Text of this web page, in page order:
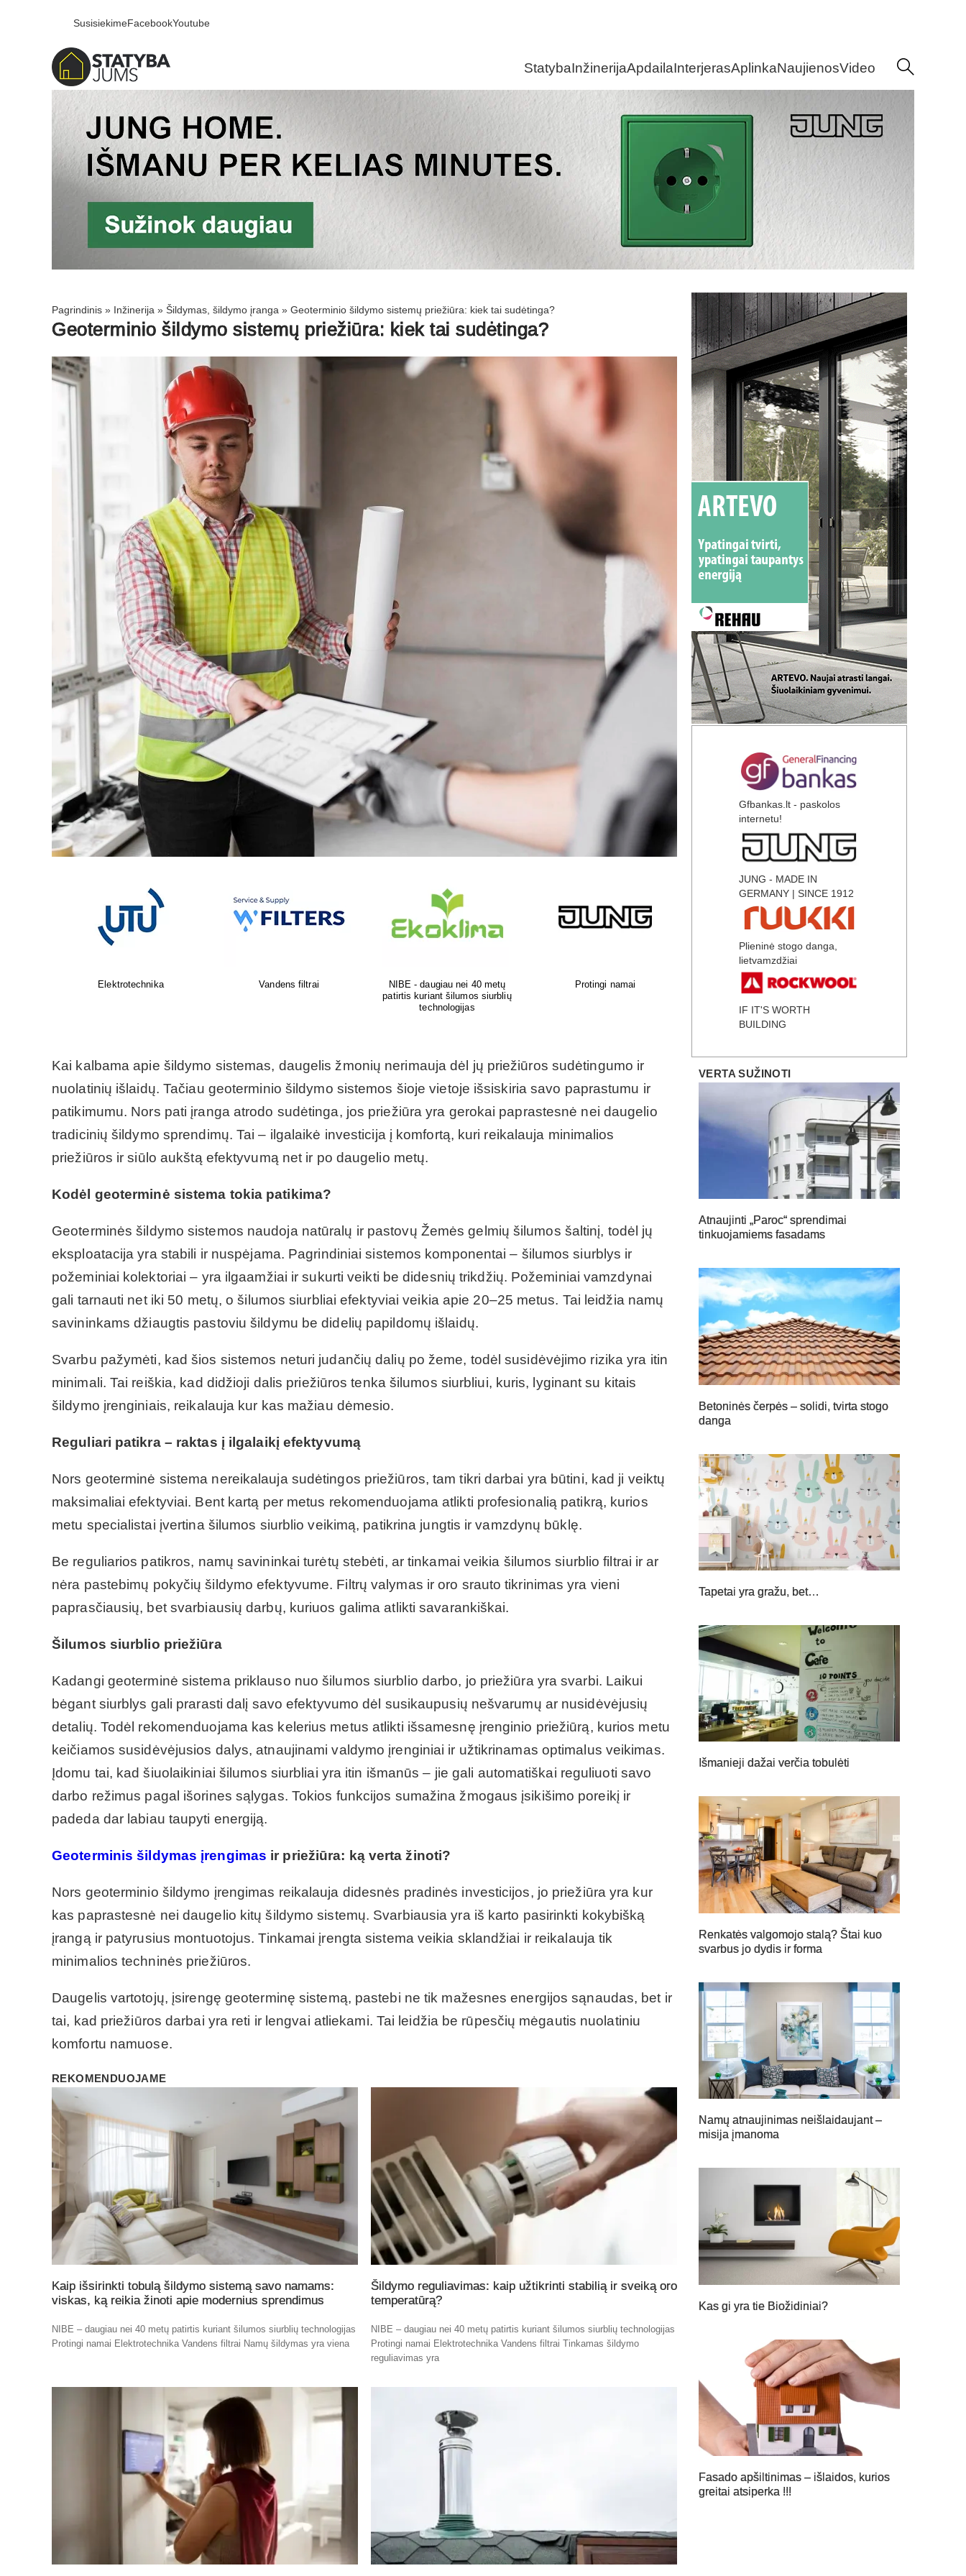
SusisiekimeFacebookYoutube
StatybaInžinerijaApdailaInterjerasAplinkaNaujienosVideo
Pagrindinis » Inžinerija » Šildymas, šildymo įranga » Geoterminio šildymo sistemų priežiūra: kiek tai sudėtinga?
Geoterminio šildymo sistemų priežiūra: kiek tai sudėtinga?
NIBE - daugiau nei 40 metų
Protingi namai Elektrotechnika Vandens filtrai
Kai kalbama apie šildymo sistemas, daugelis žmonių nerimauja dėl jų priežiūros sudėtingumo ir
nuolatinių išlaidų. Tačiau geoterminio šildymo sistemos šioje vietoje išsiskiria savo paprastumu ir
patikimumu. Nors pati įranga atrodo sudėtinga, jos priežiūra yra gerokai paprastesnė nei daugelio
tradicinių šildymo sprendimų. Tai – ilgalaikė investicija į komfortą, kuri reikalauja minimalios
priežiūros ir siūlo aukštą efektyvumą net ir po daugelio metų.
Kodėl geoterminė sistema tokia patikima?
Geoterminės šildymo sistemos naudoja natūralų ir pastovų Žemės gelmių šilumos šaltinį, todėl jų
eksploatacija yra stabili ir nuspėjama. Pagrindiniai sistemos komponentai – šilumos siurblys ir
požeminiai kolektoriai – yra ilgaamžiai ir sukurti veikti be didesnių trikdžių. Požeminiai vamzdynai
gali tarnauti net iki 50 metų, o šilumos siurbliai efektyviai veikia apie 20–25 metus. Tai leidžia namų
savininkams džiaugtis pastoviu šildymu be didelių papildomų išlaidų.
Svarbu pažymėti, kad šios sistemos neturi judančių dalių po žeme, todėl susidėvėjimo rizika yra itin
minimali. Tai reiškia, kad didžioji dalis priežiūros tenka šilumos siurbliui, kuris, lyginant su kitais
šildymo įrenginiais, reikalauja kur kas mažiau dėmesio.
Reguliari patikra – raktas į ilgalaikį efektyvumą
Nors geoterminė sistema nereikalauja sudėtingos priežiūros, tam tikri darbai yra būtini, kad ji veiktų
maksimaliai efektyviai. Bent kartą per metus rekomenduojama atlikti profesionalią patikrą, kurios
metu specialistai įvertina šilumos siurblio veikimą, patikrina jungtis ir vamzdynų būklę.
Be reguliarios patikros, namų savininkai turėtų stebėti, ar tinkamai veikia šilumos siurblio filtrai ir ar
nėra pastebimų pokyčių šildymo efektyvume. Filtrų valymas ir oro srauto tikrinimas yra vieni
paprasčiausių, bet svarbiausių darbų, kuriuos galima atlikti savarankiškai.
Šilumos siurblio priežiūra
Kadangi geoterminė sistema priklauso nuo šilumos siurblio darbo, jo priežiūra yra svarbi. Laikui
bėgant siurblys gali prarasti dalį savo efektyvumo dėl susikaupusių nešvarumų ar nusidėvėjusių
detalių. Todėl rekomenduojama kas kelerius metus atlikti išsamesnę įrenginio priežiūrą, kurios metu
keičiamos susidėvėjusios dalys, atnaujinami valdymo įrenginiai ir užtikrinamas optimalus veikimas.
Įdomu tai, kad šiuolaikiniai šilumos siurbliai yra itin išmanūs – jie gali automatiškai reguliuoti savo
darbo režimus pagal išorines sąlygas. Tokios funkcijos sumažina žmogaus įsikišimo poreikį ir
padeda dar labiau taupyti energiją.
Geoterminis šildymas įrengimas ir priežiūra: ką verta žinoti?
Nors geoterminio šildymo įrengimas reikalauja didesnės pradinės investicijos, jo priežiūra yra kur
kas paprastesnė nei daugelio kitų šildymo sistemų. Svarbiausia yra iš karto pasirinkti kokybišką
įrangą ir patyrusius montuotojus. Tinkamai įrengta sistema veikia sklandžiai ir reikalauja tik
minimalios techninės priežiūros.
Daugelis vartotojų, įsirengę geoterminę sistemą, pastebi ne tik mažesnes energijos sąnaudas, bet ir
tai, kad priežiūros darbai yra reti ir lengvai atliekami. Tai leidžia be rūpesčių mėgautis nuolatiniu
komfortu namuose.
REKOMENDUOJAME
Kaip išsirinkti tobulą šildymo sistemą savo namams:
viskas, ką reikia žinoti apie modernius sprendimus
NIBE – daugiau nei 40 metų patirtis kuriant šilumos siurblių technologijas
Protingi namai Elektrotechnika Vandens filtrai Namų šildymas yra viena
Šildymo reguliavimas: kaip užtikrinti stabilią ir sveiką oro
temperatūrą?
NIBE – daugiau nei 40 metų patirtis kuriant šilumos siurblių technologijas
Protingi namai Elektrotechnika Vandens filtrai Tinkamas šildymo
reguliavimas yra
Gfbankas.lt - paskolos
internetu!
JUNG - MADE IN
GERMANY | SINCE 1912
Plieninė stogo danga,
lietvamzdžiai
IF IT'S WORTH
BUILDING
VERTA SUŽINOTI
Atnaujinti „Paroc“ sprendimai
tinkuojamiems fasadams
Betoninės čerpės – solidi, tvirta stogo
danga
Tapetai yra gražu, bet…
Išmanieji dažai verčia tobulėti
Renkatės valgomojo stalą? Štai kuo
svarbus jo dydis ir forma
Namų atnaujinimas neišlaidaujant –
misija įmanoma
Kas gi yra tie Biožidiniai?
Fasado apšiltinimas – išlaidos, kurios
greitai atsiperka !!!